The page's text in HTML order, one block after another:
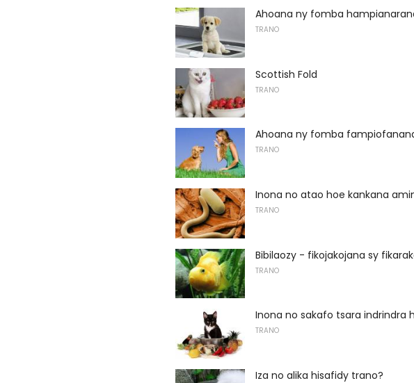
Ahoana ny fomba
TRANO
Scottish Fold
TRANO
Ahoana ny fomba
TRANO
Inona no atao hoe kankana
TRANO
Bibilaozy - fikojakojana sy
TRANO
Inona no sakafo tsara indrindra
TRANO
Iza no alika hisafidy trano?